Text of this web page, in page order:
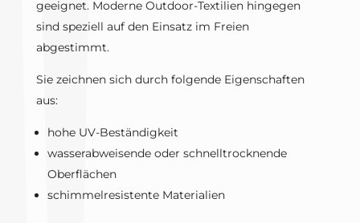
geeignet. Moderne Outdoor-Textilien hingegen
sind speziell auf den Einsatz im Freien
abgestimmt.
Sie zeichnen sich durch folgende Eigenschaften
aus:
hohe UV-Beständigkeit
wasserabweisende oder schnelltrocknende
Oberflächen
schimmelresistente Materialien